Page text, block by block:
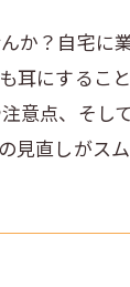
か？自宅
にするこ
点、そし
直しがス